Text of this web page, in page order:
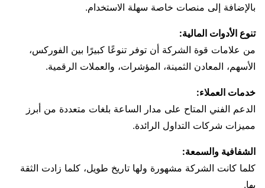
بالإضافة إلى منصات خاصة سهلة الاستخدام.
تنوع الأدوات المالية:
من علامات قوة الشركة أن توفر تنوعًا كبيرًا بين الفوركس،
الأسهم، المعادن الثمينة، المؤشرات، والعملات الرقمية.
خدمات العملاء:
الدعم الفني المتاح على مدار الساعة بلغات متعددة من أبرز
مميزات شركات التداول الرائدة.
الشفافية والسمعة:
كلما كانت الشركة مشهورة ولها تاريخ طويل، كلما زادت الثقة
بها.